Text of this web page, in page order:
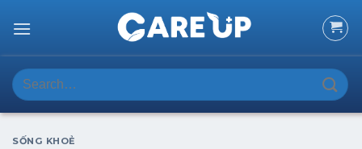
Search
for:
SỐNG KHOẺ